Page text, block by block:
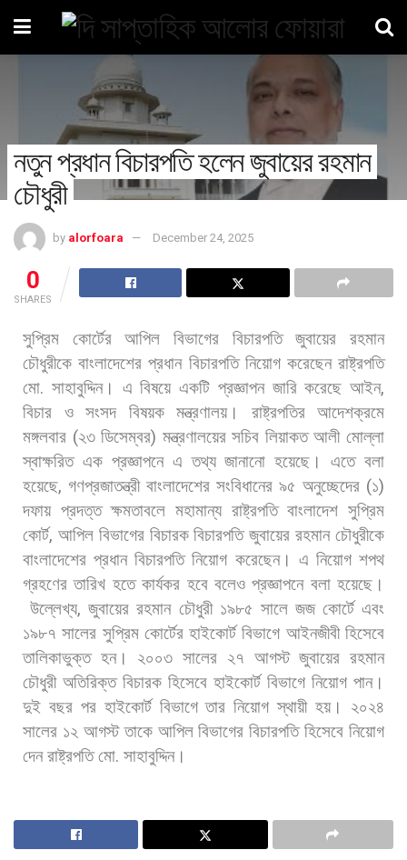
নতুন প্রধান বিচারপতি হলেন জুবায়ের রহমান
চৌধুরী
by alorfoara December 24, 2025
0
SHARES
সুপ্রিম কোর্টের আপিল বিভাগের বিচারপতি জুবায়ের
রহমান
চৌধুরীকে বাংলাদেশের প্রধান বিচারপতি নিয়োগ করেছেন রাষ্ট্রপতি
মো. সাহাবুদ্দিন। এ বিষয়ে একটি প্রজ্ঞাপন জারি করেছে আইন,
বিচার ও সংসদ বিষয়ক মন্ত্রণালয়। রাষ্ট্রপতির
আদেশক্রমে
মঙ্গলবার (২৩ ডিসেম্বর) মন্ত্রণালয়ের সচিব লিয়াকত আলী মোল্লা
স্বাক্ষরিত এক প্রজ্ঞাপনে এ তথ্য জানানো হয়েছে। এতে বলা
হয়েছে, গণপ্রজাতন্ত্রী বাংলাদেশের সংবিধানের ৯৫ অনুচ্ছেদের (১)
দফায় প্রদত্ত ক্ষমতাবলে মহামান্য রাষ্ট্রপতি বাংলাদেশ সুপ্রিম
কোর্ট, আপিল বিভাগের বিচারক বিচারপতি জুবায়ের রহমান চৌধুরীকে
বাংলাদেশের প্রধান বিচারপতি নিয়োগ করেছেন। এ নিয়োগ শপথ
গ্রহণের তারিখ হতে কার্যকর হবে বলেও প্রজ্ঞাপনে বলা হয়েছে।
উল্লেখ্য,জুবায়ের রহমান চৌধুরী ১৯৮৫ সালে জজ কোর্টে এবং
১৯৮৭ সালের সুপ্রিম কোর্টের হাইকোর্ট বিভাগে আইনজীবী হিসেবে
তালিকাভুক্ত হন। ২০০৩ সালের ২৭ আগস্ট জুবায়ের রহমান
চৌধুরী অতিরিক্ত বিচারক হিসেবে হাইকোর্ট বিভাগে নিয়োগ পান।
দুই বছর পর হাইকোর্ট বিভাগে তার নিয়োগ স্থায়ী হয়।
২০২৪
সালের ১২ আগস্ট তাকে আপিল বিভাগের বিচারপতি হিসেবে নিয়োগ
দেন রাষ্ট্রপতি মো. সাহাবুদ্দিন।